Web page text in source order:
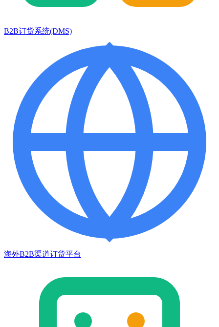
B2B订货系统(DMS)
海外B2B渠道订货平台